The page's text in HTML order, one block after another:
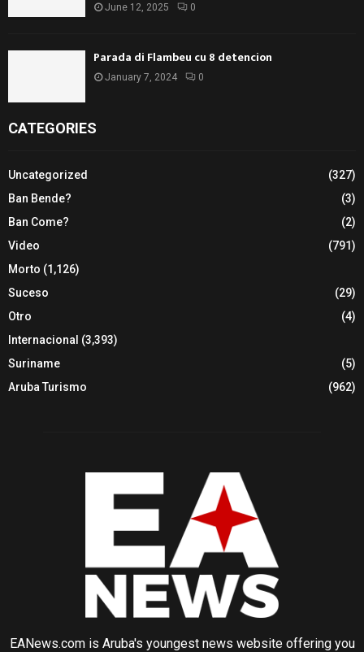
June 12, 2025 0
Parada di Flambeu cu 8 detencion
January 7, 2024 0
CATEGORIES
Uncategorized
(327)
Ban Bende?
(3)
Ban Come?
(2)
Video
(791)
Morto (1,126)
Suceso
(29)
Otro
(4)
Internacional (3,393)
Suriname
(5)
Aruba Turismo
(962)
EANews.com is Aruba's youngest news website offering you